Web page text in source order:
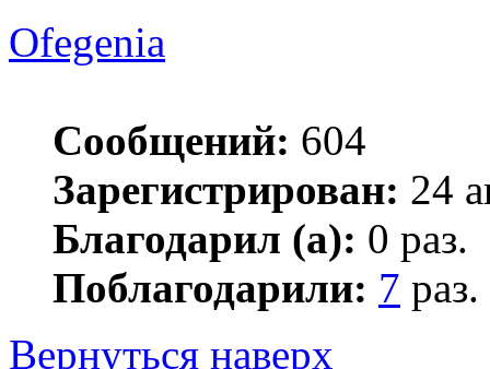
Ofegenia
Сообщений: 604
Зарегистрирован: 24
Благодарил (а): 0 раз.
Поблагодарили: 7 раз.
Вернуться наверх